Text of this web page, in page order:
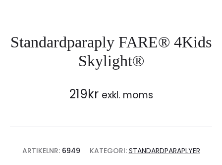
Standardparaply FARE® 4Kids
Skylight®
219kr exkl. moms
ARTIKELNR: 6949 KATEGORI: STANDARDPARAPLYER